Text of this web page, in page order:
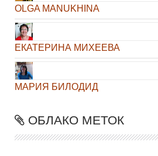
OLGA MANUKHINA
ЕКАТЕРИНА МИХЕЕВА
МАРИЯ БИЛОДИД
ОБЛАКО МЕТОК